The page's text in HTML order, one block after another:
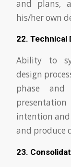
and plans,
his/her own
22. Technical
Ability to
design
phase and
intention and
and produce
23.